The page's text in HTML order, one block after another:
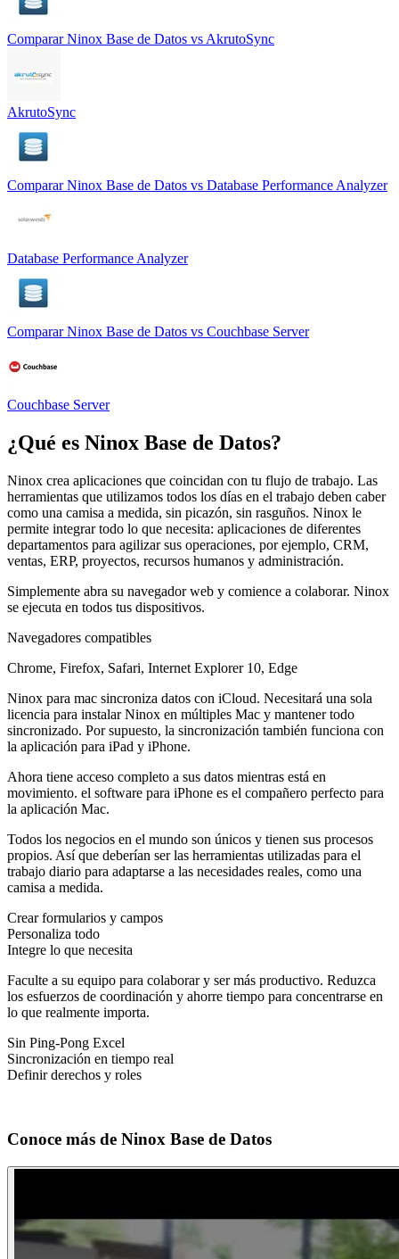
Comparar Ninox Base de Datos vs AkrutoSync
AkrutoSync
Comparar Ninox Base de Datos vs Database Performance Analyzer
Database Performance Analyzer
Comparar Ninox Base de Datos vs Couchbase Server
Couchbase Server
¿Qué es Ninox Base de Datos?
Ninox crea aplicaciones que coincidan con tu flujo de trabajo. Las
herramientas que utilizamos todos los días en el trabajo deben caber
como una camisa a medida, sin picazón, sin rasguños. Ninox le
permite integrar todo lo que necesita: aplicaciones de diferentes
departamentos para agilizar sus operaciones, por ejemplo, CRM,
ventas, ERP, proyectos, recursos humanos y administración.
Simplemente abra su navegador web y comience a colaborar. Ninox
se ejecuta en todos tus dispositivos.
Navegadores compatibles
Chrome, Firefox, Safari, Internet Explorer 10, Edge
Ninox para mac sincroniza datos con iCloud. Necesitará una sola
licencia para instalar Ninox en múltiples Mac y mantener todo
sincronizado. Por supuesto, la sincronización también funciona con
la aplicación para iPad y iPhone.
Ahora tiene acceso completo a sus datos mientras está en
movimiento. el software para iPhone es el compañero perfecto para
la aplicación Mac.
Todos los negocios en el mundo son únicos y tienen sus procesos
propios. Así que deberían ser las herramientas utilizadas para el
trabajo diario para adaptarse a las necesidades reales, como una
camisa a medida.
Crear formularios y campos
Personaliza todo
Integre lo que necesita
Faculte a su equipo para colaborar y ser más productivo. Reduzca
los esfuerzos de coordinación y ahorre tiempo para concentrarse en
lo que realmente importa.
Sin Ping-Pong Excel
Sincronización en tiempo real
Definir derechos y roles
Conoce más de Ninox Base de Datos